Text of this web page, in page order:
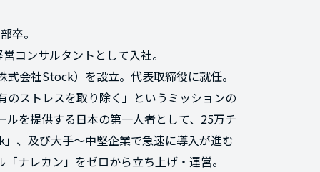
卒。
コンサルタントとして入社。
会社Stock）を設立。代表取締役に就任。
ストレスを取り除く」というミッションの
を提供する日本の第一人者として、25万チ
、及び⼤⼿〜中堅企業で急速に導⼊が進む
ナレカン」をゼロから⽴ち上げ・運営。